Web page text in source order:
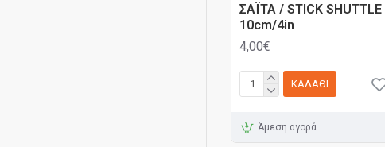
ΣΑΪΤΑ / STICK SHUTTLE
10cm/4in
4,00€
ΚΑΛΆΘΙ
Άμεση αγορά